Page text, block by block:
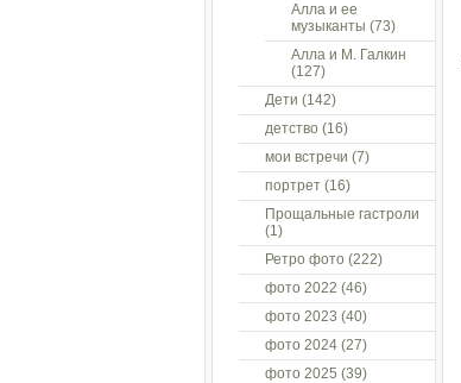
Алла и ее
музыканты (73)
Алла и М. Галкин
(127)
Дети (142)
детство (16)
мои встречи (7)
портрет(16)
Прощальные гастроли
(1)
Ретро фото (222)
фото 2022 (46)
фото 2023 (40)
фото 2024(27)
фото 2025 (39)